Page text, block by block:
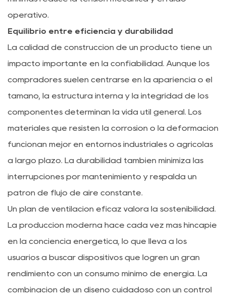
operativo.
Equilibrio entre eficiencia y durabilidad
La calidad de construcción de un producto tiene un
impacto importante en la confiabilidad. Aunque los
compradores suelen centrarse en la apariencia o el
tamaño, la estructura interna y la integridad de los
componentes determinan la vida útil general. Los
materiales que resisten la corrosión o la deformación
funcionan mejor en entornos industriales o agrícolas
a largo plazo. La durabilidad también minimiza las
interrupciones por mantenimiento y respalda un
patrón de flujo de aire constante.
Un plan de ventilación eficaz valora la sostenibilidad.
La producción moderna hace cada vez más hincapié
en la conciencia energética, lo que lleva a los
usuarios a buscar dispositivos que logren un gran
rendimiento con un consumo mínimo de energía. La
combinación de un diseño cuidadoso con un control